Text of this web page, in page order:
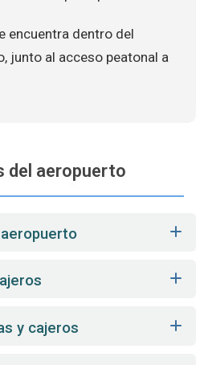
encuentra dentro del
junto al acceso peatonal a
del aeropuerto
y cajeros